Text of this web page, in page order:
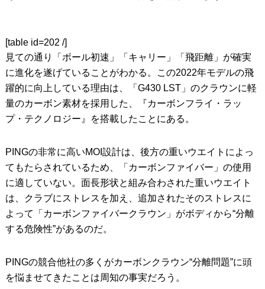
[table id=202 /]
見ての通り「ボール初速」「キャリー」「飛距離」が確実
に進化を遂げていることがわかる。この2022年モデルの飛
躍的に向上している理由は、「G430 LST」のクラウンに軽
量のカーボン素材を採用した、『カーボンフライ・ラッ
プ・テクノロジー』を搭載したことにある。
PINGの非常に高いMOI設計は、後方の重いウエイトによっ
てもたらされているため、「カーボンファイバー」の使用
に適していない。面長形状と組み合わされた重いウエイト
は、クラブにストレスを加え、追加されたそのストレスに
よって「カーボンファイバークラウン」がボディから“分離
する危険性”があるのだ。
PINGの競合他社の多くがカーボンクラウン“分離問題”に頭
を悩ませてきたことは周知の事実だろう。